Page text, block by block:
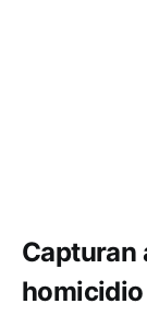
Capturan
homicidio